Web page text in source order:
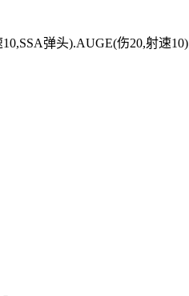
弹头).AUGE(伤20,射速